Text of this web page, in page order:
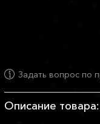
Задать вопрос по
Описание товара: